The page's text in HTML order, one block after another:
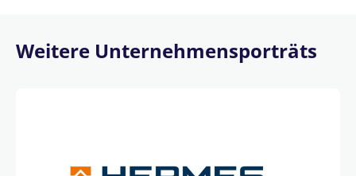
Weitere Unternehmensporträts